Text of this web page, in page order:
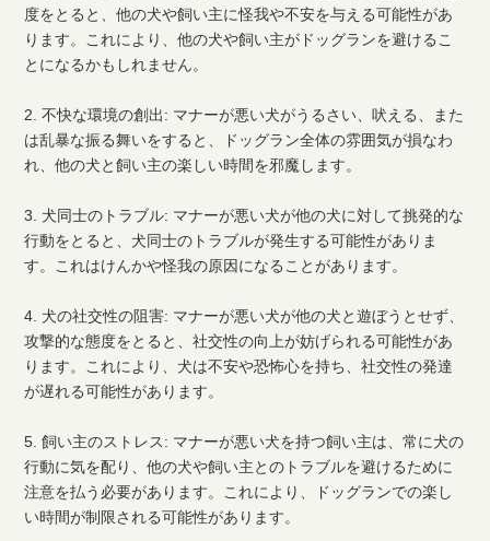
度をとると、他の犬や飼い主に怪我や不安を与える可能性があ
ります。これにより、他の犬や飼い主がドッグランを避けるこ
とになるかもしれません。
2. 不快な環境の創出: マナーが悪い犬がうるさい、吠える、また
は乱暴な振る舞いをすると、ドッグラン全体の雰囲気が損なわ
れ、他の犬と飼い主の楽しい時間を邪魔します。
3. 犬同士のトラブル: マナーが悪い犬が他の犬に対して挑発的な
行動をとると、犬同士のトラブルが発生する可能性がありま
す。これはけんかや怪我の原因になることがあります。
4. 犬の社交性の阻害: マナーが悪い犬が他の犬と遊ぼうとせず、
攻撃的な態度をとると、社交性の向上が妨げられる可能性があ
ります。これにより、犬は不安や恐怖心を持ち、社交性の発達
が遅れる可能性があります。
5. 飼い主のストレス: マナーが悪い犬を持つ飼い主は、常に犬の
行動に気を配り、他の犬や飼い主とのトラブルを避けるために
注意を払う必要があります。これにより、ドッグランでの楽し
い時間が制限される可能性があります。